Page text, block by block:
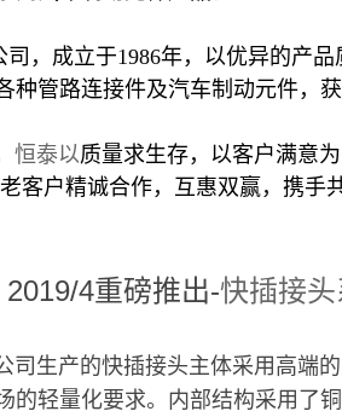
成立于1986年，以优异的产品
种管路连接件及汽车制动元件，
恒泰以质量求生存，以客户满意
客户精诚合作，互惠双赢，携手
2019/4重磅推出-快插接头
产的快插接头主体采用高端的
的轻量化要求。内部结构采用了